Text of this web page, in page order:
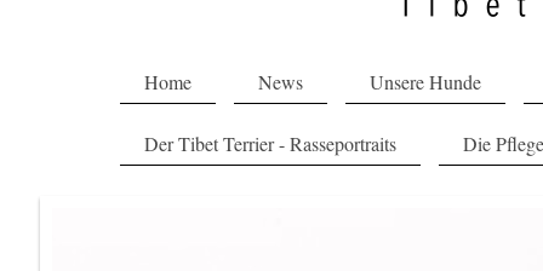
Home News Unsere Hunde
Der Tibet Terrier - Rasseportraits Die Pflege